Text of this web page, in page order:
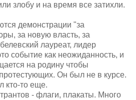
злобу и на время все затихли.
демонстрации "за
за новую власть, за
лауреат, лидер
событие как неожиданность, и
на родину чтобы
Он был не в курсе.
кто-то еще.
- флаги, плакаты. Много